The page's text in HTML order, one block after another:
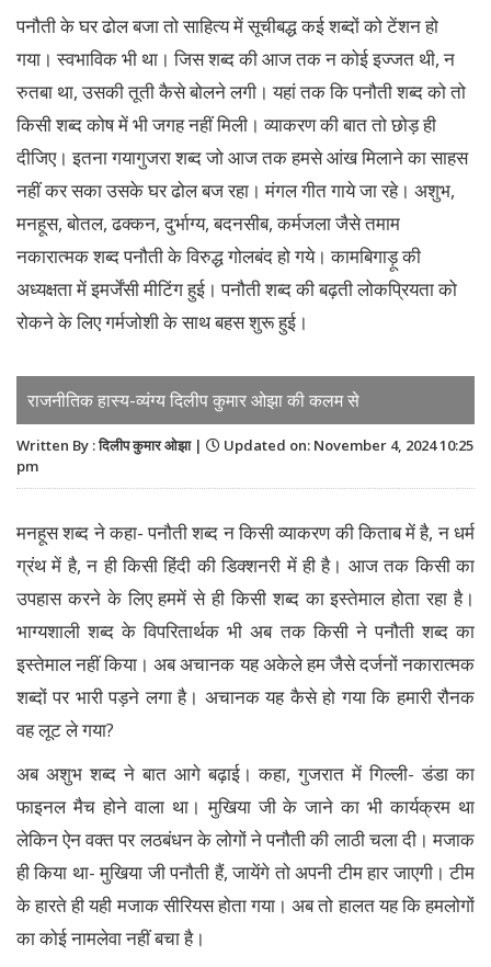
पनौती के घर ढोल बजा तो साहित्य में सूचीबद्ध कई शब्दों को टेंशन हो
गया। स्वभाविक भी था। जिस शब्द की आज तक न कोई इज्जत थी, न
रुतबा था, उसकी तूती कैसे बोलने लगी। यहां तक कि पनौती शब्द को तो
किसी शब्द कोष में भी जगह नहीं मिली। व्याकरण की बात तो छोड़ ही
दीजिए। इतना गयागुजरा शब्द जो आज तक हमसे आंख मिलाने का साहस
नहीं कर सका उसके घर ढोल बज रहा। मंगल गीत गाये जा रहे। अशुभ,
मनहूस, बोतल, ढक्कन, दुर्भाग्य, बदनसीब, कर्मजला जैसे तमाम
नकारात्मक शब्द पनौती के विरुद्ध गोलबंद हो गये। कामबिगाड़ू की
अध्यक्षता में इमर्जेंसी मीटिंग हुई। पनौती शब्द की बढ़ती लोकप्रियता को
रोकने के लिए गर्मजोशी के साथ बहस शुरू हुई।
राजनीतिक हास्य-व्यंग्य दिलीप कुमार ओझा की कलम से
Written By : दिलीप कुमार ओझा |
Updated on: November 4, 2024 10:25
pm
मनहूस शब्द ने कहा- पनौती शब्द न किसी व्याकरण की किताब में है, न धर्म
ग्रंथ में है, न ही किसी हिंदी की डिक्शनरी में ही है। आज तक किसी का
उपहास करने के लिए हममें से ही किसी शब्द का इस्तेमाल होता रहा है।
भाग्यशाली शब्द के विपरितार्थक भी अब तक किसी ने पनौती शब्द का
इस्तेमाल नहीं किया। अब अचानक यह अकेले हम जैसे दर्जनों नकारात्मक
शब्दों पर भारी पड़ने लगा है। अचानक यह कैसे हो गया कि हमारी रौनक
वह लूट ले गया?
अब अशुभ शब्द ने बात आगे बढ़ाई। कहा, गुजरात में गिल्ली- डंडा का
फाइनल मैच होने वाला था। मुखिया जी के जाने का भी कार्यक्रम था
लेकिन ऐन वक्त पर लठबंधन के लोगों ने पनौती की लाठी चला दी। मजाक
ही किया था- मुखिया जी पनौती हैं, जायेंगे तो अपनी टीम हार जाएगी। टीम
के हारते ही यही मजाक सीरियस होता गया। अब तो हालत यह कि हमलोगों
का कोई नामलेवा नहीं बचा है।